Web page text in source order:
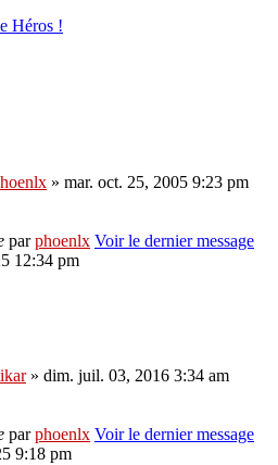
Héros !
» mar. oct. 25, 2005 9:23 pm
parphoenlx Voir le dernier message
12:34 pm
» dim. juil. 03, 2016 3:34 am
parphoenlx Voir le dernier message
9:18 pm